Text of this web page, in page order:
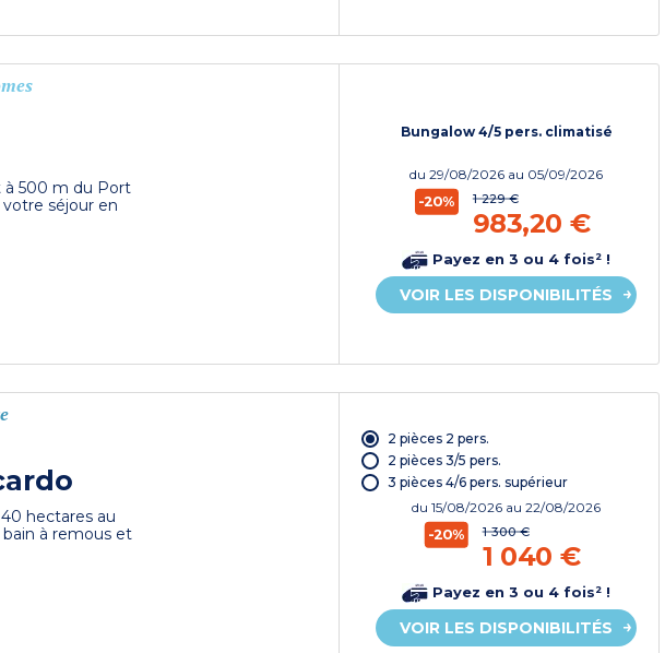
à 500 m du Port
séjour en
Bungalow 4/5 pers. climatisé
du29/08/2026 au 05/09/2026
-20% 1 229 €
983,20 €
Payez en 3 ou 4 fois² !
VOIR LES DISPONIBILITÉS
hectares au
à remous et
2 pièces 2 pers.
2 pièces 3/5 pers.
3 pièces 4/6 pers. supérieur
du15/08/2026 au 22/08/2026
-20% 1 300 €
1 040 €
Payez en 3 ou 4 fois² !
VOIR LES DISPONIBILITÉS